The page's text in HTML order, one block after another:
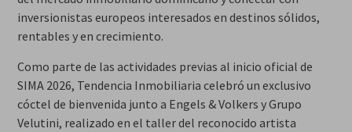
inversionistas europeos interesados en destinos sólidos,
rentables y en crecimiento.
Como parte de las actividades previas al inicio oficial de
SIMA 2026, Tendencia Inmobiliaria celebró un exclusivo
cóctel de bienvenida junto a Engels & Volkers y Grupo
Velutini, realizado en el taller del reconocido artista